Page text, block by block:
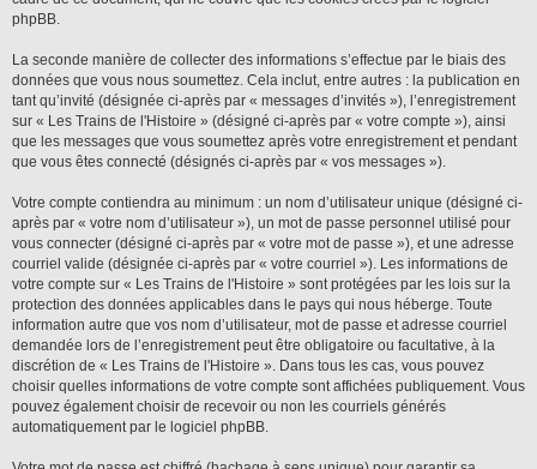
phpBB.
La seconde manière de collecter des informations s’effectue par le biais des
données que vous nous soumettez. Cela inclut, entre autres : la publication en
tant qu’invité (désignée ci-après par « messages d’invités »), l’enregistrement
sur « Les Trains de l'Histoire » (désigné ci-après par « votre compte »), ainsi
que les messages que vous soumettez après votre enregistrement et pendant
que vous êtes connecté (désignés ci-après par « vos messages »).
Votre compte contiendra au minimum : un nom d’utilisateur unique (désigné ci-
après par « votre nom d’utilisateur »), un mot de passe personnel utilisé pour
vous connecter (désigné ci-après par « votre mot de passe »), et une adresse
courriel valide (désignée ci-après par « votre courriel »). Les informations de
votre compte sur « Les Trains de l'Histoire » sont protégées par les lois sur la
protection des données applicables dans le pays qui nous héberge. Toute
information autre que vos nom d’utilisateur, mot de passe et adresse courriel
demandée lors de l’enregistrement peut être obligatoire ou facultative, à la
discrétion de « Les Trains de l'Histoire ». Dans tous les cas, vous pouvez
choisir quelles informations de votre compte sont affichées publiquement. Vous
pouvez également choisir de recevoir ou non les courriels générés
automatiquement par le logiciel phpBB.